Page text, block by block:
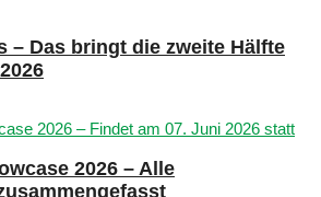
– Das bringt die zweite Hälfte
2026 – Alle